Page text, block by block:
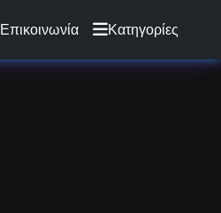
Επικοινωνία Κατηγορίες